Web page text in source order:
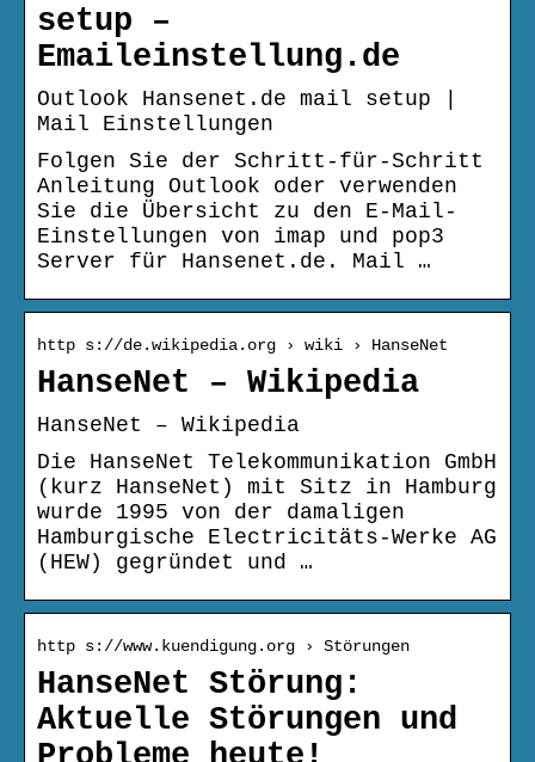
setup –
Emaileinstellung.de
Outlook Hansenet.de mail setup |
Mail Einstellungen
Folgen Sie der Schritt-für-Schritt
Anleitung Outlook oder verwenden
Sie die Übersicht zu den E-Mail-
Einstellungen von imap und pop3
Server für Hansenet.de. Mail …
http s://de.wikipedia.org › wiki › HanseNet
HanseNet – Wikipedia
HanseNet – Wikipedia
Die HanseNet Telekommunikation GmbH
(kurz HanseNet) mit Sitz in Hamburg
wurde 1995 von der damaligen
Hamburgische Electricitäts-Werke AG
(HEW) gegründet und …
http s://www.kuendigung.org › Störungen
HanseNet Störung:
Aktuelle Störungen und